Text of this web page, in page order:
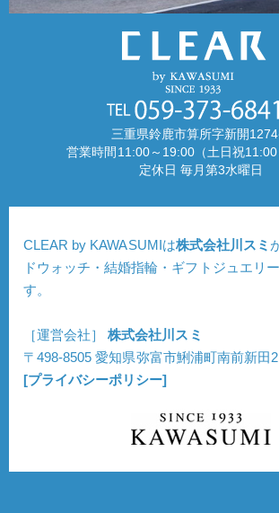
三重県鈴鹿市算所字新開
営業時間11:00～19:00（土日祝11:00
定休日 毎月第3水曜日
CLEAR by KAWASUMIは株式会社川スミ
ドウォッチ・結婚指輪・ギフトジュエリ
す。
［運営会社］株式会社川スミ
〒498-8505 愛知県弥富市鯏浦町南前新田
[プライバシーポリシー]